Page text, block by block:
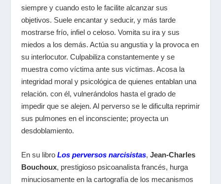
siempre y cuando esto le facilite alcanzar sus
objetivos. Suele encantar y seducir, y más tarde
mostrarse frío, infiel o celoso. Vomita su ira y sus
miedos a los demás. Actúa su angustia y la provoca en
su interlocutor. Culpabiliza constantemente y se
muestra como víctima ante sus víctimas. Acosa la
integridad moral y psicológica de quienes entablan una
relación. con él, vulnerándolos hasta el grado de
impedir que se alejen. Al perverso se le dificulta reprimir
sus pulmones en el inconsciente; proyecta un
desdoblamiento.
En su libro Los perversos narcisistas, Jean-Charles
Bouchoux, prestigioso psicoanalista francés, hurga
minuciosamente en la cartografía de los mecanismos